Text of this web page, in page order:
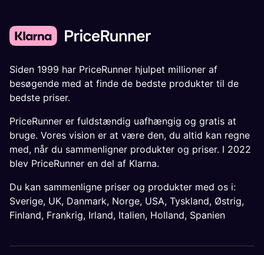
Siden 1999 har PriceRunner hjulpet millioner af
besøgende med at finde de bedste produkter til de
bedste priser.
PriceRunner er fuldstændig uafhængig og gratis at
bruge. Vores vision er at være den, du altid kan regne
med, når du sammenligner produkter og priser. I 2022
blev PriceRunner en del af Klarna.
Du kan sammenligne priser og produkter med os i:
Sverige, UK, Danmark, Norge, USA, Tyskland, Østrig,
Finland, Frankrig, Irland, Italien, Holland, Spanien